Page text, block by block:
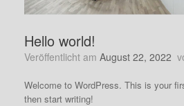
Hello world!
Veröffentlicht am August 22, 2022
Welcome to WordPress. This is your
then start writing!